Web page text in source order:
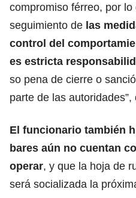
compromiso férreo, por
seguimiento de las
control del
es estricta
so pena de cierre o
parte de las
El funcionario también
bares aún no cuentan
operar, y que la hoja de
será socializada la